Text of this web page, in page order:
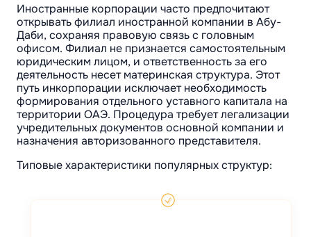
Иностранные корпорации часто предпочитают
открывать филиал иностранной компании в Абу-
Даби, сохраняя правовую связь с головным
офисом. Филиал не признается самостоятельным
юридическим лицом, и ответственность за его
деятельность несет материнская структура. Этот
путь инкорпорации исключает необходимость
формирования отдельного уставного капитала на
территории ОАЭ. Процедура требует легализации
учредительных документов основной компании и
назначения авторизованного представителя.
Типовые характеристики популярных структур: